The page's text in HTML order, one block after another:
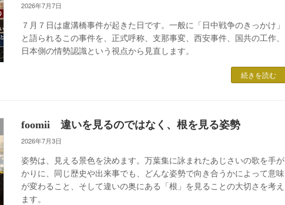
2026年7月7日
７月７日は盧溝橋事件が起きた日です。一般に「日中戦争のきっかけ」
と語られるこの事件を、正式呼称、支那事変、西安事件、国共の工作、
日本側の情勢認識という視点から見直します。
続きを読む
foomii 違いを見るのではなく、根を見る姿勢
2026年7月3日
姿勢は、見える景色を決めます。万葉集に詠まれたあじさいの歌を手が
かりに、同じ歴史や出来事でも、どんな姿勢で向き合うかによって意味
が変わること、そして違いの奥にある「根」を見ることの大切さを考え
ます。